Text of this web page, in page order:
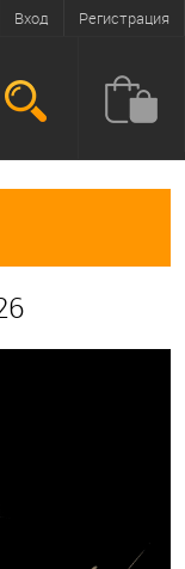
Вход Регистрация